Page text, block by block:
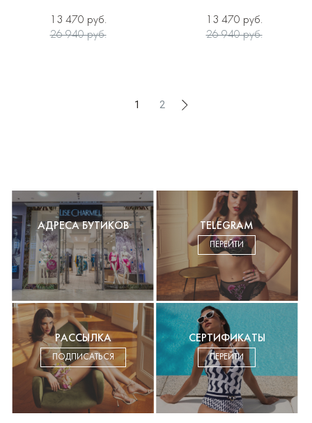
13 470 руб.
26 940 руб.
13 470 руб.
26 940 руб.
1 2
АДРЕСА БУТИКОВ TELEGRAM
ПЕРЕЙТИ
РАССЫЛКА
ПОДПИСАТЬСЯ
СЕРТИФИКАТЫ
ПЕРЕЙТИ